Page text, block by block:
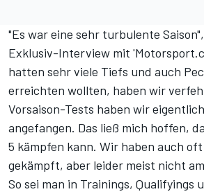
"Es war eine sehr turbulente
Exklusiv-Interview mit
hatten sehr viele Tiefs und auch
erreichten wollten, haben wir
Vorsaison-Tests haben wir
angefangen. Das ließ mich hoffen,
5 kämpfen kann. Wir haben auch oft
gekämpft, aber leider meist nicht
So sei man in Trainings, Qualifyings